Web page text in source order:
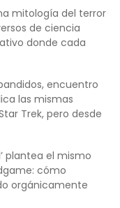
mitología del terror
de ciencia
donde cada
encuentro
las mismas
Trek, pero desde
plantea el mismo
cómo
orgánicamente